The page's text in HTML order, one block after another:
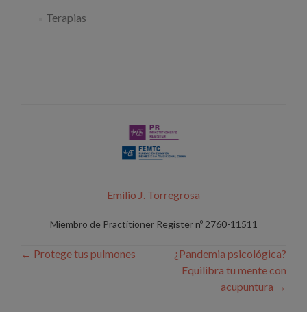
Terapias
Emilio J. Torregrosa
Miembro de Practitioner Register nº 2760-11511
Navegación de entradas
← Protege tus pulmones
¿Pandemia psicológica?
Equilibra tu mente con
acupuntura →